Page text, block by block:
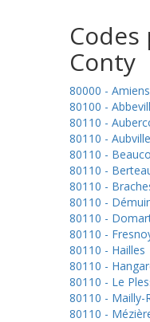
Conty
80000 - Amiens
80100 -
80110 -
80110 -
80110 -
80110 -
80110 -
80110 -
80110 -
80110 -
80110 - Hailles
80110 -
80110 - Le
80110 - Mailly-
80110 -